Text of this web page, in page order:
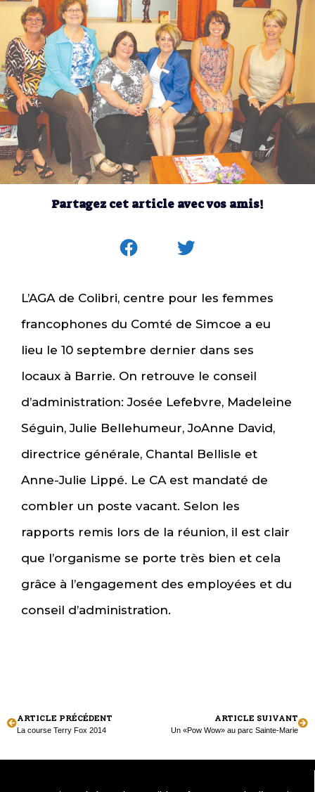
Partagez cet article avec vos amis!
L’AGA de Colibri, centre pour les femmes
francophones du Comté de Simcoe a eu
lieu le 10 septembre dernier dans ses
locaux à Barrie. On retrouve le conseil
d’administration: Josée Lefebvre, Madeleine
Séguin, Julie Bellehumeur, JoAnne David,
directrice générale, Chantal Bellisle et
Anne-Julie Lippé. Le CA est mandaté de
combler un poste vacant. Selon les
rapports remis lors de la réunion, il est clair
que l’organisme se porte très bien et cela
grâce à l’engagement des employées et du
conseil d’administration.
ARTICLE PRÉCÉDENT
La course Terry Fox 2014
ARTICLE SUIVANT
Un «Pow Wow» au parc Sainte-Marie